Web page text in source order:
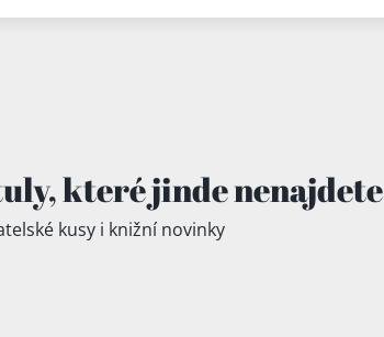
které jindenenajdete
kusy i knižní novinky